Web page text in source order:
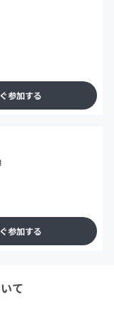
参加する
参加する
て